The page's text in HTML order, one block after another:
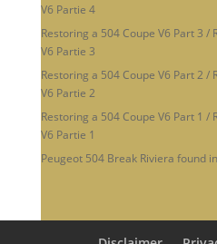
V6 Partie 4
Restoring a 504 Coupe V6 Part 3 /
V6 Partie 3
Restoring a 504 Coupe V6 Part 2 /
V6 Partie 2
Restoring a 504 Coupe V6 Part 1 /
V6 Partie 1
Peugeot 504 Break Riviera found